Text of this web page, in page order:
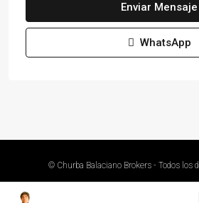
Enviar Mensaje
WhatsApp
© Churba Balaciano Brokers - Todos los